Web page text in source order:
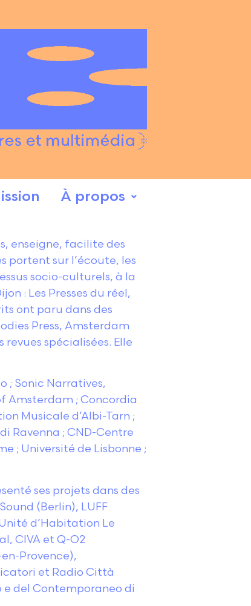
À propos
enseigne, facilite des
portent sur l’écoute, les
socio-culturels, à la
: Les Presses du réel,
ont paru dans des
Press, Amsterdam
spécialisées. Elle
; Sonic Narratives,
Amsterdam ; Concordia
Musicale d’Albi-Tarn ;
Ravenna ; CND-Centre
; Université de Lisbonne ;
ses projets dans des
(Berlin), LUFF
d’Habitation Le
CIVA et Q-O2
Provence),
et Radio Città
e del Contemporaneo di